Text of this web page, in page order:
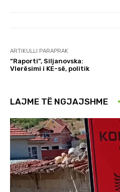
ARTIKULLI PARAPRAK
“Raporti”, Siljanovska:
Vlerësimi i KE-së, politik
LAJME TË NGJAJSHME